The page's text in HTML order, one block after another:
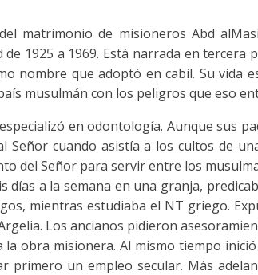
matrimonio de misioneros Abd
1925 a 1969. Está narrada en
nombre que adoptó en cabil. Su
musulmán con los peligros que eso
en odontología. Aunque sus
Señor cuando asistía a los cultos de
del Señor para servir entre los
días a la semana en una granja,
mientras estudiaba el NT griego.
Los ancianos pidieron
obra misionera. Al mismo tiempo
primero un empleo secular. Más